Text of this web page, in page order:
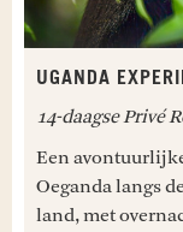
UGANDA
14-daagse Privé
Een
Oeganda langs
land, met